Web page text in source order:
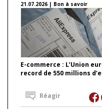
21.07.2026 | Bon à savoir
E-commerce : L’Union
record de 550 millions
Réagir